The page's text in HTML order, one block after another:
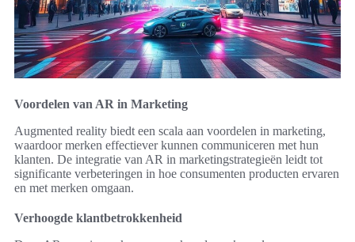
Voordelen van AR in Marketing
Augmented reality biedt een scala aan voordelen in marketing,
waardoor merken effectiever kunnen communiceren met hun
klanten. De integratie van AR in marketingstrategieën leidt tot
significante verbeteringen in hoe consumenten producten ervaren
en met merken omgaan.
Verhoogde klantbetrokkenheid